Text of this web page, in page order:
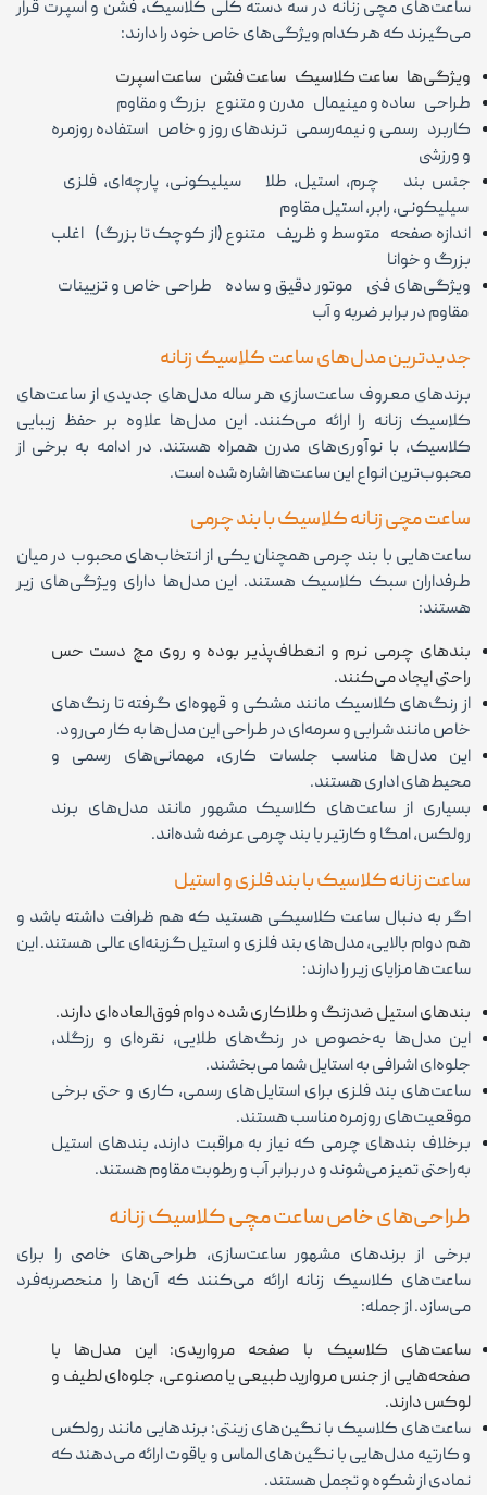
ساعت‌های مچی زنانه در سه دسته کلی کلاسیک، فشن و اسپرت قرار
می‌گیرند که هر کدام ویژگی‌های خاص خود را دارند:
ویژگی‌ها ساعت کلاسیک ساعت فشن ساعت اسپرت
طراحی ساده و مینیمال مدرن و متنوع بزرگ و مقاوم
کاربرد رسمی و نیمه‌رسمی ترندهای روز و خاص استفاده روزمره
و ورزشی
جنس بند چرم، استیل، طلا سیلیکونی، پارچه‌ای، فلزی
سیلیکونی، رابر، استیل مقاوم
اندازه صفحه متوسط و ظریف متنوع (از کوچک تا بزرگ) اغلب
بزرگ و خوانا
ویژگی‌های فنی موتور دقیق و ساده طراحی خاص و تزیینات
مقاوم در برابر ضربه و آب
جدیدترین مدل‌های ساعت کلاسیک زنانه
برندهای معروف ساعت‌سازی هر ساله مدل‌های جدیدی از ساعت‌های
کلاسیک زنانه را ارائه می‌کنند. این مدل‌ها علاوه بر حفظ زیبایی
کلاسیک، با نوآوری‌های مدرن همراه هستند. در ادامه به برخی از
محبوب‌ترین انواع این ساعت‌ها اشاره شده است.
ساعت مچی زنانه کلاسیک با بند چرمی
ساعت‌هایی با بند چرمی همچنان یکی از انتخاب‌های محبوب در میان
طرفداران سبک کلاسیک هستند. این مدل‌ها دارای ویژگی‌های زیر
هستند:
بندهای چرمی نرم و انعطاف‌پذیر بوده و روی مچ دست حس
راحتی ایجاد می‌کنند.
از رنگ‌های کلاسیک مانند مشکی و قهوه‌ای گرفته تا رنگ‌های
خاص مانند شرابی و سرمه‌ای در طراحی این مدل‌ها به کار می‌رود.
این مدل‌ها مناسب جلسات کاری، مهمانی‌های رسمی و
محیط‌های اداری هستند.
بسیاری از ساعت‌های کلاسیک مشهور مانند مدل‌های برند
رولکس، امگا و کارتیر با بند چرمی عرضه شده‌اند.
ساعت زنانه کلاسیک با بند فلزی و استیل
اگر به دنبال ساعت کلاسیکی هستید که هم ظرافت داشته باشد و
هم دوام بالایی، مدل‌های بند فلزی و استیل گزینه‌ای عالی هستند. این
ساعت‌ها مزایای زیر را دارند:
بندهای استیل ضدزنگ و طلاکاری شده دوام فوق‌العاده‌ای دارند.
این مدل‌ها به‌خصوص در رنگ‌های طلایی، نقره‌ای و رزگلد،
جلوه‌ای اشرافی به استایل شما می‌بخشند.
ساعت‌های بند فلزی برای استایل‌های رسمی، کاری و حتی برخی
موقعیت‌های روزمره مناسب هستند.
برخلاف بندهای چرمی که نیاز به مراقبت دارند، بندهای استیل
به‌راحتی تمیز می‌شوند و در برابر آب و رطوبت مقاوم هستند.
طراحی‌های خاص ساعت مچی کلاسیک زنانه
برخی از برندهای مشهور ساعت‌سازی، طراحی‌های خاصی را برای
ساعت‌های کلاسیک زنانه ارائه می‌کنند که آن‌ها را منحصربه‌فرد
می‌سازد. از جمله:
ساعت‌های کلاسیک با صفحه مرواریدی: این مدل‌ها با
صفحه‌هایی از جنس مروارید طبیعی یا مصنوعی، جلوه‌ای لطیف و
لوکس دارند.
ساعت‌های کلاسیک با نگین‌های زینتی: برندهایی مانند رولکس
و کارتیه مدل‌هایی با نگین‌های الماس و یاقوت ارائه می‌دهند که
نمادی از شکوه و تجمل هستند.